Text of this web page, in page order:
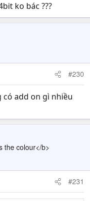
ko bác ???
#230
có add on gì nhiều
the colour</b>
#231